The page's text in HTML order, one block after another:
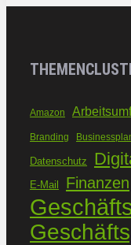
Amazon
Branding
Datenschutz
E-Mail Finanzen